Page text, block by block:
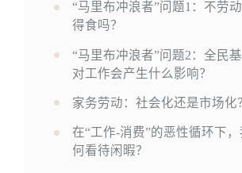
“马里布冲浪者”问题1：不劳
得食吗？
“马里布冲浪者”问题2：全民
对工作会产生什么影响？
家务劳动：社会化还是市场化
在“工作-消费”的恶性循环下，
何看待闲暇？